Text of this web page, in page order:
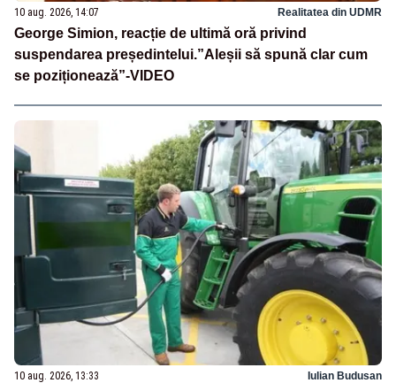
10 aug. 2026, 14:07 Realitatea din UDMR
George Simion, reacție de ultimă oră privind
suspendarea președintelui.”Aleșii să spună clar cum
se poziționează”-VIDEO
10 aug. 2026, 13:33 Iulian Budusan